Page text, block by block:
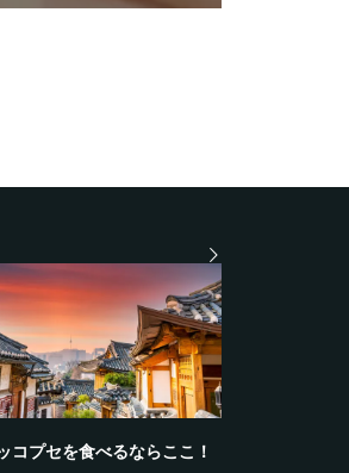
コプセを食べるならここ！